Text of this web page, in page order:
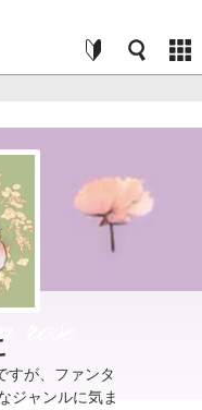
すが、ファンタ
ジャンルに気ま